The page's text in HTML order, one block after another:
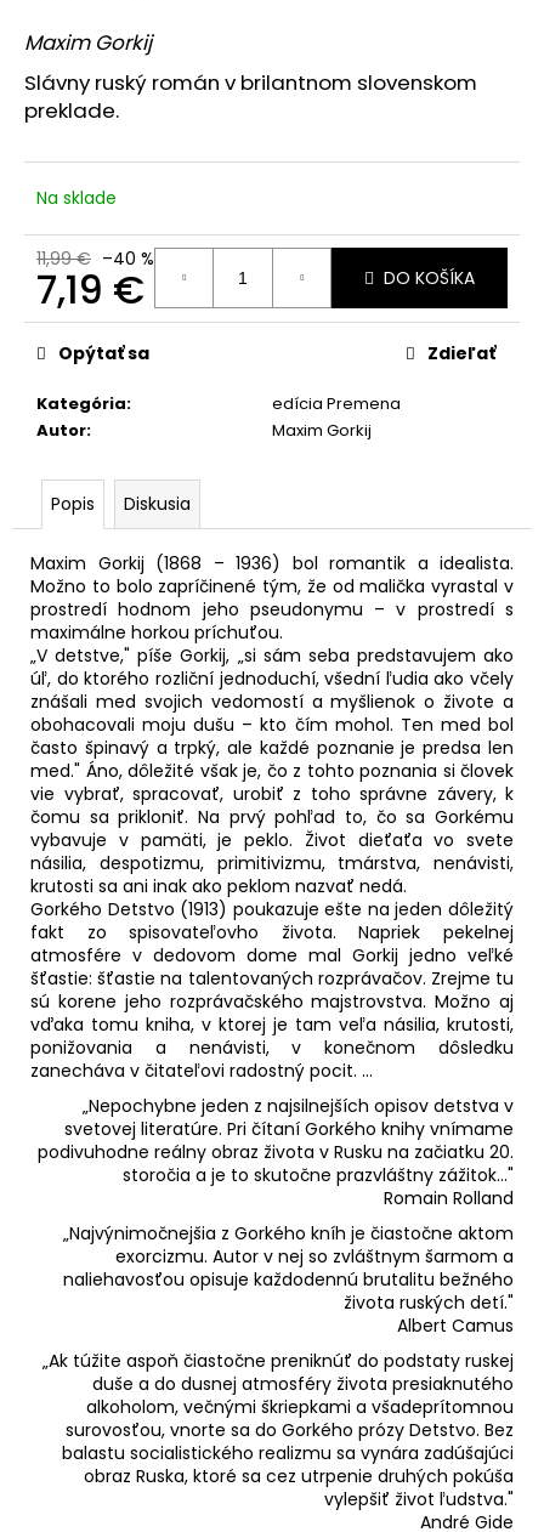
z
5
hviezdičiek.
Maxim Gorkij
Slávny ruský román v brilantnom slovenskom
preklade.
Na sklade
11,99 € –40 %
7,19 €
Jednotková
cena:
DO KOŠÍKA
Kategória:
edícia Premena
Autor: Maxim Gorkij
Opýtať sa Zdieľať
Popis Diskusia
Maxim Gorkij (1868 – 1936) bol romantik a idealista.
Možno to bolo zapríčinené tým, že od malička vyrastal v
prostredí hodnom jeho pseudonymu – v prostredí s
maximálne horkou príchuťou.
„V detstve," píše Gorkij, „si sám seba predstavujem ako
úľ, do ktorého rozliční jednoduchí, všední ľudia ako včely
znášali med svojich vedomostí a myšlienok o živote a
obohacovali moju dušu – kto čím mohol. Ten med bol
často špinavý a trpký, ale každé poznanie je predsa len
med." Áno, dôležité však je, čo z tohto poznania si človek
vie vybrať, spracovať, urobiť z toho správne závery, k
čomu sa prikloniť. Na prvý pohľad to, čo sa Gorkému
vybavuje v pamäti, je peklo. Život dieťaťa vo svete
násilia, despotizmu, primitivizmu, tmárstva, nenávisti,
krutosti sa ani inak ako peklom nazvať nedá.
Gorkého Detstvo (1913) poukazuje ešte na jeden dôležitý
fakt zo spisovateľovho života. Napriek pekelnej
atmosfére v dedovom dome mal Gorkij jedno veľké
šťastie: šťastie na talentovaných rozprávačov. Zrejme tu
sú korene jeho rozprávačského majstrovstva. Možno aj
vďaka tomu kniha, v ktorej je tam veľa násilia, krutosti,
ponižovania a nenávisti, v konečnom dôsledku
zanecháva v čitateľovi radostný pocit. ...
„Nepochybne jeden z najsilnejších opisov detstva v
svetovej literatúre. Pri čítaní Gorkého knihy vnímame
podivuhodne reálny obraz života v Rusku na začiatku 20.
storočia a je to skutočne prazvláštny zážitok..."
Romain Rolland
„Najvýnimočnejšia z Gorkého kníh je čiastočne aktom
exorcizmu. Autor v nej so zvláštnym šarmom a
naliehavosťou opisuje každodennú brutalitu bežného
života ruských detí."
Albert Camus
„Ak túžite aspoň čiastočne preniknúť do podstaty ruskej
duše a do dusnej atmosféry života presiaknutého
alkoholom, večnými škriepkami a všadeprítomnou
surovosťou, vnorte sa do Gorkého prózy Detstvo. Bez
balastu socialistického realizmu sa vynára zadúšajúci
obraz Ruska, ktoré sa cez utrpenie druhých pokúša
vylepšiť život ľudstva."
André Gide
á
j
s
ť
?
HĽADAŤ
d
p
ú
a
m
e
PROBLÉM
VCÍTENIA
8,39
€
Pôvodne:
11,99
€